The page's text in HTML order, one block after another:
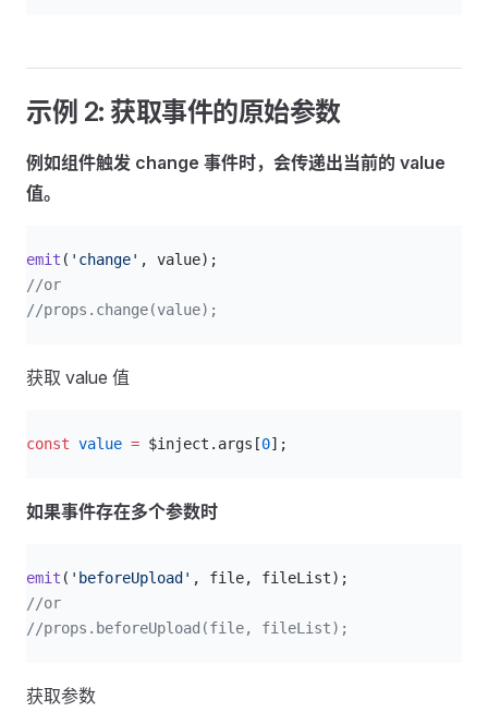
示例 2: 获取事件的原始参数
例如组件触发 change 事件时，会传递出当前的 value
值。
emit ( 'change' , value);
//or
//props.change(value);
获取 value 值
const value = $inject.args[0];
如果事件存在多个参数时
emit ( 'beforeUpload' , file, fileList);
//or
//props.beforeUpload(file, fileList);
获取参数